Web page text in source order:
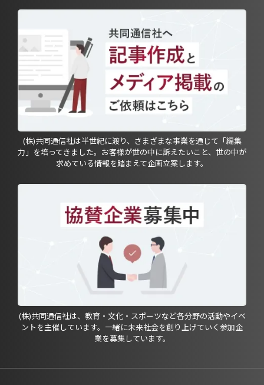
(株)共同通信社は半世紀に渡り、さまざまな事業を通じて「編集
力」を培ってきました。お客様が世の中に訴えたいこと、世の中が
求めている情報を踏まえて企画立案します。
(株)共同通信社は、教育・文化・スポーツなど各分野の活動やイベ
ントを主催しています。一緒に未来社会を創り上げていく参加企
業を募集しています。